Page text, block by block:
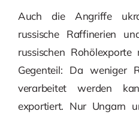
Auch die Angriffe
russische Raffinerien
russischen
Gegenteil: Da weniger
verarbeitet werden
exportiert. Nur Ungarn